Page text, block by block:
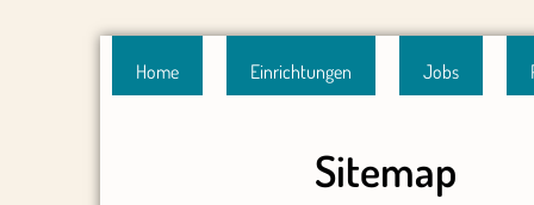
Home Einrichtungen Jobs
Sitemap